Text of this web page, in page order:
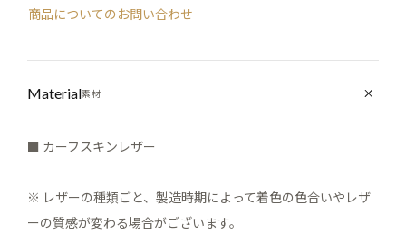
商品についてのお問い合わせ
Material素材
■ カーフスキンレザー
※ レザーの種類ごと、製造時期によって着色の色合いやレザ
ーの質感が変わる場合がございます。